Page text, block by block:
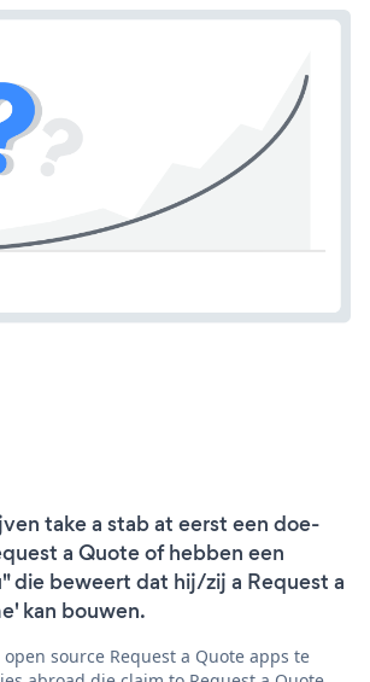
take a stab at eerst een doe-
a Quote of hebben een
die beweert dat hij/zij a Request a
kan bouwen.
source Request a Quote apps te